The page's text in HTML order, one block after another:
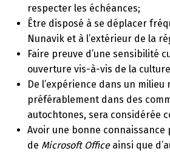
respecter les échéances;
Être disposé à se déplacer
Nunavik et à l’extérieur de la
Faire preuve d’une sensibilité
ouverture vis-à-vis de la
De l’expérience dans un
préférablement dans des
autochtones, sera considérée
Avoir une bonne connaissance
de Microsoft Officeainsi que